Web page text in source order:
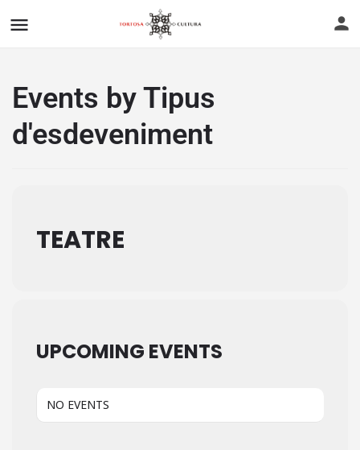
Events by Tipus
d'esdeveniment
TEATRE
UPCOMING EVENTS
NO EVENTS